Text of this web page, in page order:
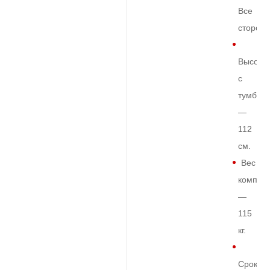
Все
Высота
с
тумбой
—
112
см.
Вес
—
115
кг.
Срок